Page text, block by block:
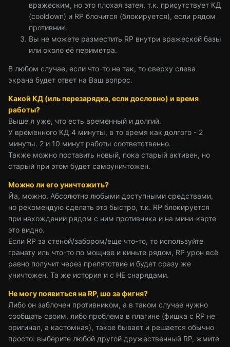
вражеским, но это плохая затея, т.к. присутствует КД
(cooldown) и RP блочится (блокируется), если рядом
противник.
Вы не можете разместить RP внутри вражеской базы
или около её периметра.
В любом случае, если что-то не так, то сверху слева
экрана будет ответ на Ваш вопрос.
Какой КД (иль перезарядка, если дословно) и время
работы?
Выше я уже, что есть временный и долгий.
У временного КД 4 минуты, в то время как долгого - 2
минуты. 2 и 10 минут работы соответственно.
Также можно поставить новый, пока старый активен, но
старый при этом будет самоуничтожен.
Можно ли его уничтожить?
Йа, можно. Абсолютно любыми доступными средствами,
но рекомендую сделать это быстро, т.к. RP блокируется
при нахождении рядом с ним противника и на мини-карте
это видно.
Если RP за стеной/забором/еще что-то, то используйте
гранату иль что-то по мощнее и киньте рядом, RP урон всё
равно получит через препятствие и будет сразу же
уничтожен. Та же история и с HE снарядами.
Не могу появиться на RP, шо за фигня?
Либо он заблочен противником, а в таком случае нужно
сообщать своим, либо проблема в плагине (фишка с RP не
оригинал, а кастомная), такое бывает и решается обычно
просто: выберите любой другой дружественный RP, жмите